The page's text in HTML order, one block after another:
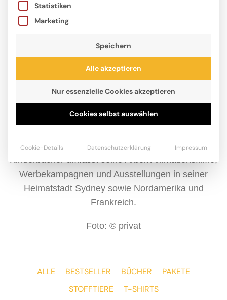
Charles Santoso findet Inspiration in seinen
Reisen. Neben der Illustration zahlreicher
Kinderbücher umfasst seine Arbeit Animationsfilme,
Werbekampagnen und Ausstellungen in seiner
Heimatstadt Sydney sowie Nordamerika und
Frankreich.
Foto: © privat
ALLE BESTSELLER BÜCHER
PAKETE
STOFFTIERE
T-SHIRTS
Statistiken
Marketing
Speichern
Alle akzeptieren
Nur essenzielle Cookies akzeptieren
Cookies selbst auswählen
Cookie-Details Datenschutzerklärung Impressum